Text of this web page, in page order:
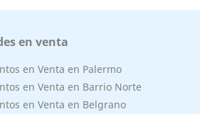
en venta
en Venta en Palermo
en Venta en Barrio Norte
en Venta en Belgrano